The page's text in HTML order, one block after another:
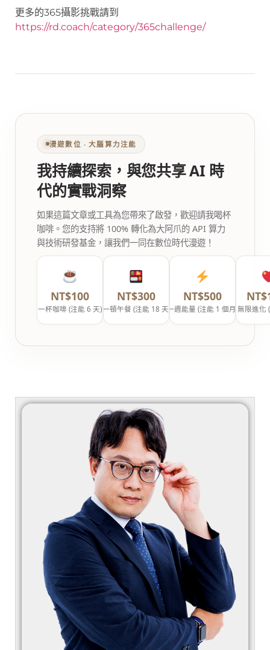
更多的365攝影挑戰請到
https://rd.coach/category/365challenge/
漫遊數位 ‧ 大腦算力注能
我持續探索，與您共享 AI 時
代的實戰洞察
如果這篇文章或工具為您帶來了啟發，歡迎請我喝杯
咖啡。您的支持將 100% 轉化為大阿爪的 API 算力
與技術研發基金，讓我們一同在數位時代漫遊！
NT$100
一杯咖啡 (注能 6 天)
NT$300
一頓午餐 (注能 18 天)
NT$500
一週能量 (注能 1 個月)無限進化